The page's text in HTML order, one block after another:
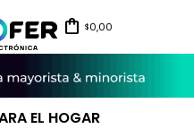
$0,00
EL HOGAR